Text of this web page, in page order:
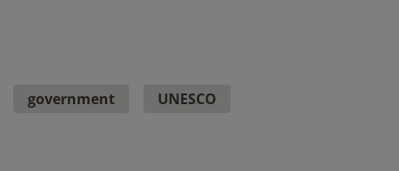
government UNESCO